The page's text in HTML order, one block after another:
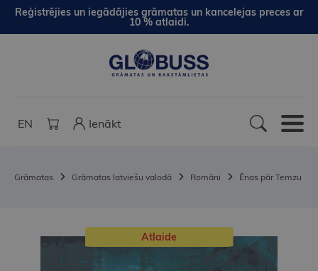
Reģistrējies un iegādājies grāmatas un kancelejas preces ar
10 % atlaidi.
EN Ienākt
Grāmatas Grāmatas latviešu valodā Romāni Ēnas pār Temzu
Atlaide